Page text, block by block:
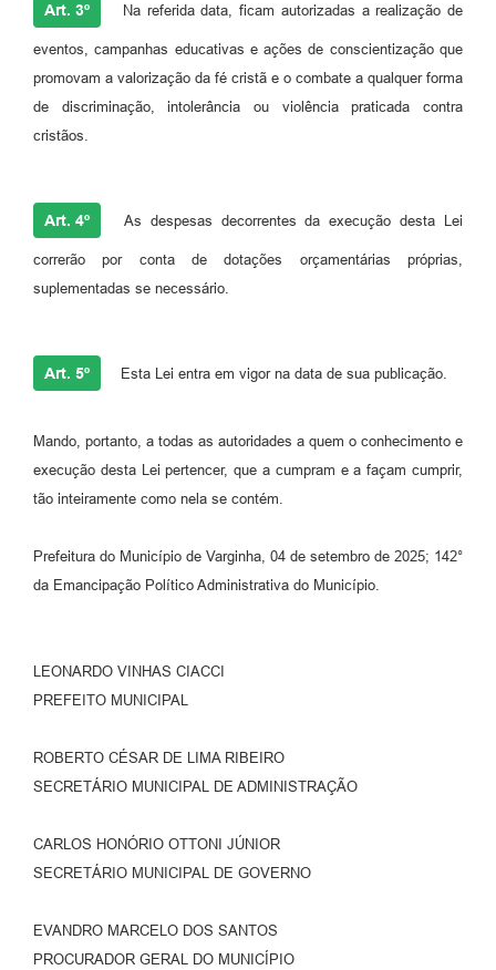
Art. 3º Na referida data, ficam autorizadas a realização de
eventos, campanhas educativas e ações de conscientização que
promovam a valorização da fé cristã e o combate a qualquer forma
de discriminação, intolerância ou violência praticada contra
cristãos.
Art. 4º As despesas decorrentes da execução desta Lei
correrão por conta de dotações orçamentárias próprias,
suplementadas se necessário.
Art. 5º Esta Lei entra em vigor na data de sua publicação.
Mando, portanto, a todas as autoridades a quem o conhecimento e
execução desta Lei pertencer, que a cumpram e a façam cumprir,
tão inteiramente como nela se contém.
Prefeitura do Município de Varginha, 04 de setembro de 2025; 142°
da Emancipação Político Administrativa do Município.
LEONARDO VINHAS CIACCI
PREFEITO MUNICIPAL
ROBERTO CÉSAR DE LIMA RIBEIRO
SECRETÁRIO MUNICIPAL DE ADMINISTRAÇÃO
CARLOS HONÓRIO OTTONI JÚNIOR
SECRETÁRIO MUNICIPAL DE GOVERNO
EVANDRO MARCELO DOS SANTOS
PROCURADOR GERAL DO MUNICÍPIO